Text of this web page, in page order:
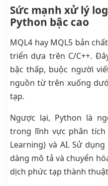
Sức mạnh xử lý
Python bậc cao
MQL4 hay MQL5 bản
triển dựa trên C/C++.
bậc thấp, buộc người
nguồn từ trên xuống
tạp.
Ngược lại, Python là
trong lĩnh vực phân tích
Learning) và AI. Sử
dàng mô tả và chuyển
dịch phức tạp thành